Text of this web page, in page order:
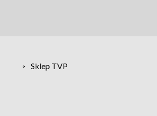
Sklep TVP